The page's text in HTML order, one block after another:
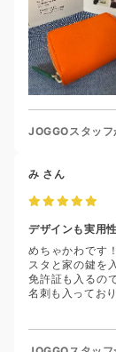
JOGGOスタッ
み さん
デザインも実用
めちゃかわです
スタと家の鍵を
免許証も入るの
名刺も入ってお